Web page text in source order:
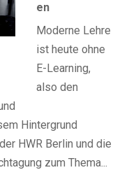
en
Moderne Lehre
ist heute ohne
E-Learning,
also den
Hintergrund
HWR Berlin und die
zum Thema...